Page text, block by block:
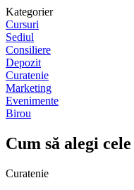
Kategorier
Cursuri
Sediul
Consiliere
Depozit
Curatenie
Marketing
Evenimente
Birou
Cum să alegi
Curatenie